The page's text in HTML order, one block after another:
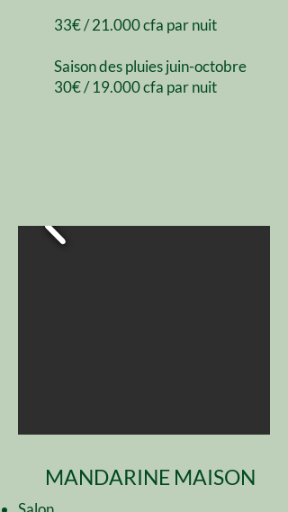
33€ / 21.000 cfa par nuit
Saison des pluies juin-octobre
30€ / 19.000 cfa par nuit
MANDARINE MAISON